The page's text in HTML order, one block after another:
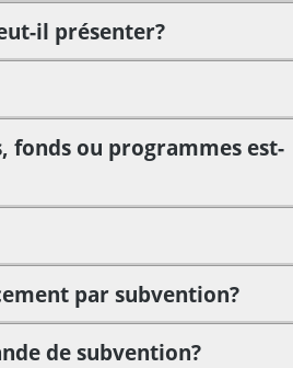
il présenter?
fonds ou programmes est-
par subvention?
de subvention?